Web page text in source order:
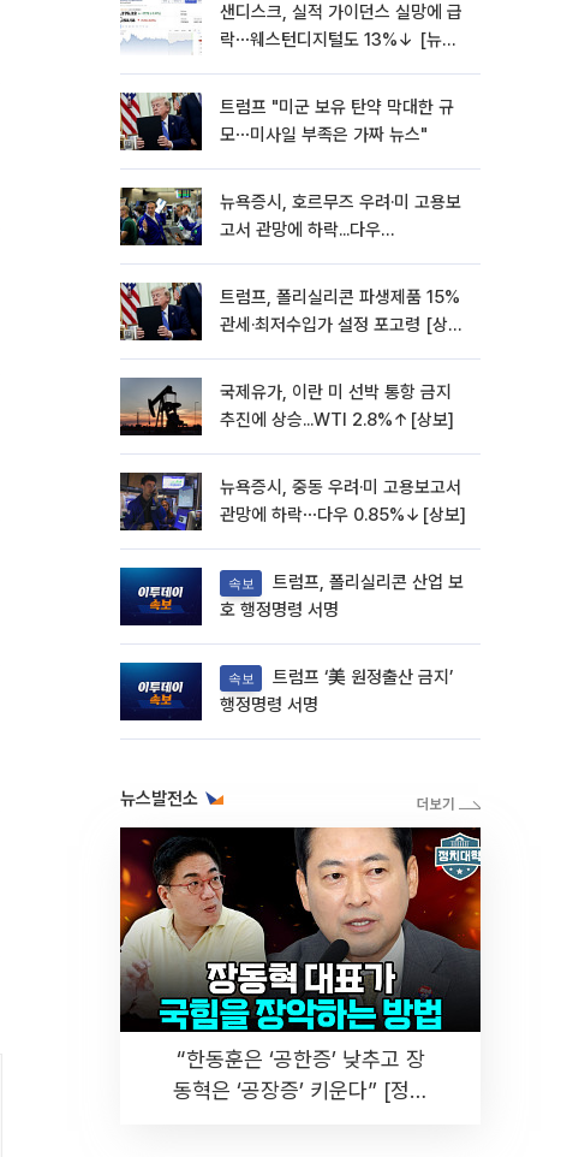
샌디스크, 실적 가이던스 실망에 급
락⋯웨스턴디지털도 13%↓ [뉴욕
트럼프 "미군 보유 탄약 막대한 규
모⋯미사일 부족은 가짜 뉴스"
뉴욕증시, 호르무즈 우려·미 고용보
고서 관망에 하락...다우
트럼프, 폴리실리콘 파생제품 15%
관세·최저수입가 설정 포고령 [상
국제유가, 이란 미 선박 통항 금지
추진에 상승...WTI 2.8%↑[상보]
뉴욕증시, 중동 우려·미 고용보고서
관망에 하락⋯다우 0.85%↓[상보]
속보
호 행정명령 서명
속보
행정명령 서명
뉴스발전소
“한동훈은 ‘공한증’ 낮추고 장
동혁은 ‘공장증’ 키운다” [정치